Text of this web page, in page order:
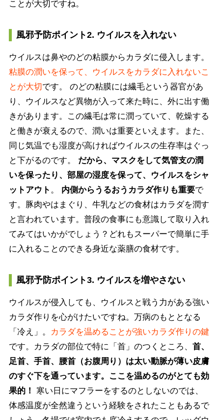
ことが大切ですね。
風邪予防ポイント2. ウイルスを入れない
ウイルスは鼻やのどの粘膜からカラダに侵入します。
粘膜の潤いを保って、ウイルスをカラダに入れないこ
とが大切です。 のどの粘膜には繊毛という器官があ
り、ウイルスなど異物が入って来た時に、外に出す働
きがあります。この繊毛は常に潤っていて、乾燥する
と働きが衰えるので、潤いは重要といえます。また、
同じ気温でも湿度が高ければウイルスの生存率はぐっ
と下がるのです。 だから、マスクをして気管支の潤
いを保ったり、部屋の湿度を保って、ウイルスをシャ
ットアウト 。 内側からうるおうカラダ作りも重要で
す。豚肉やはまぐり、牛乳などの食材はカラダを潤す
と言われています。普段の食事にも意識して取り入れ
てみてはいかがでしょう？どれもスーパーで簡単に手
に入れることのできる身近な薬膳の食材です。
風邪予防ポイント3. ウイルスを増やさない
ウイルスが侵入しても、ウイルスと戦う力がある強い
カラダ作りを心がけたいですね。万病のもととなる
「冷え」。
カラダを温めることが強いカラダ作りの鍵
です。カラダの部位で特に「首」のつくところ、 首、
足首、手首、腰首（お腹周り）は太い動脈が薄い皮膚
のすぐ下を通っています。ここを温めるのがとても効
果的！
寒い日にマフラーをするのとしないのでは、
体感温度が全然違うという経験をされたこともあるで